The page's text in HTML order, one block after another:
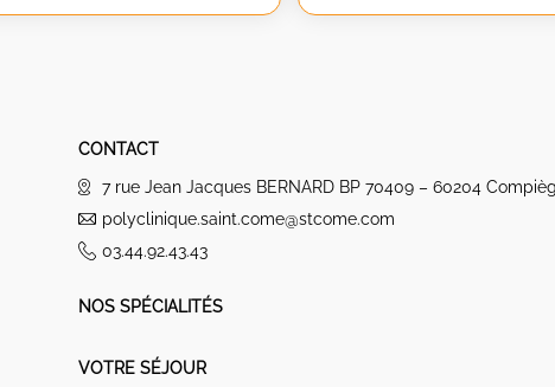
CONTACT
7 rue Jean Jacques BERNARD BP 70409 – 60204
polyclinique.saint.come@stcome.com
03.44.92.43.43
NOS SPÉCIALITÉS
VOTRE SÉJOUR